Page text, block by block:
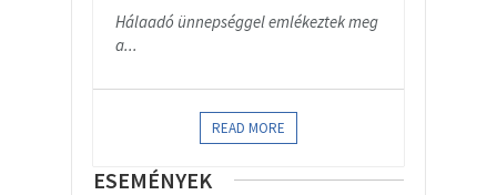
Hálaadó ünnepséggel emlékeztek meg
a...
READ MORE
ESEMÉNYEK